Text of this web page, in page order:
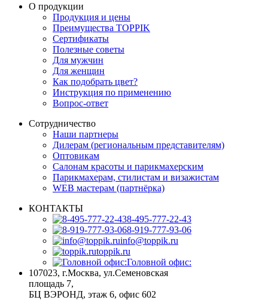
О продукции
Продукция и цены
Преимущества TOPPIK
Сертификаты
Полезные советы
Для мужчин
Для женщин
Как подобрать цвет?
Инструкция по применению
Вопрос-ответ
Сотрудничество
Наши партнеры
Дилерам (региональным представителям)
Оптовикам
Салонам красоты и парикмахерским
Парикмахерам, стилистам и визажистам
WEB мастерам (партнёрка)
КОНТАКТЫ
8-495-777-22-43
8-919-777-93-06
info@toppik.ru
toppik.ru
Головной офис:
107023, г.Москва, ул.Семеновская
площадь 7,
БЦ ВЭРОНД, этаж 6, офис 602